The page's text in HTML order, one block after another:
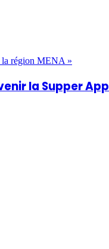
la Supper App